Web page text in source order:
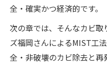
全・確実かつ経済的です。
次の章では、そんなカビ
ズ福岡さんによるMIST工
全・非破壊のカビ除去と再